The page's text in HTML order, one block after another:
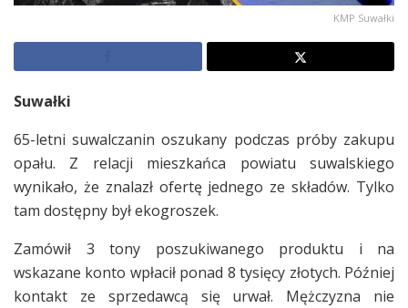
KMP Suwałki
Suwałki
65-letni suwalczanin oszukany podczas próby zakupu
opału. Z relacji mieszkańca powiatu suwalskiego
wynikało, że znalazł ofertę jednego ze składów. Tylko
tam dostępny był ekogroszek.
Zamówił 3 tony poszukiwanego produktu i na
wskazane konto wpłacił ponad 8 tysięcy złotych. Później
kontakt ze sprzedawcą się urwał. Mężczyzna nie